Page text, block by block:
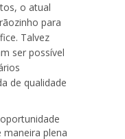
o atual
para
Talvez
ser possível
de qualidade
plena